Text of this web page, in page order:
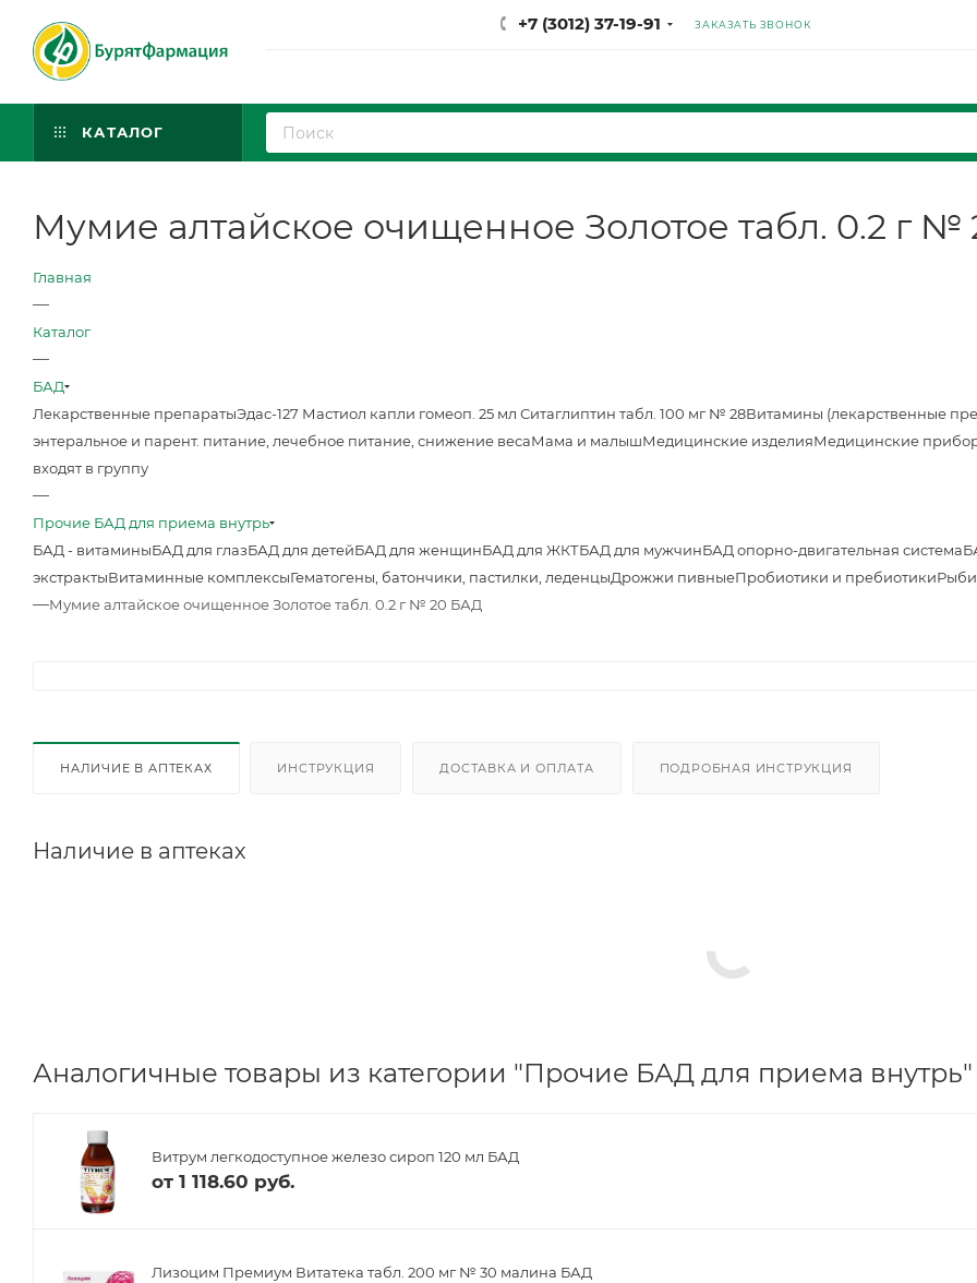
+7 (3012) 37-19-91 ЗАКАЗАТЬ ЗВОНОК
КАТАЛОГ
Мумие алтайское очищенное Золотое табл. 0.2 г
Главная
—
Каталог
—
БАД
Лекарственные препаратыЭдас-127 Мастиол капли гомеоп. 25 мл Ситаглиптин табл. 100 мг № 28Витамины (лекарственные
энтеральное и парент. питание, лечебное питание, снижение весаМама и малышМедицинские изделияМедицинские
входят в группу
—
Прочие БАД для приема внутрь
БАД - витаминыБАД для глазБАД для детейБАД для женщинБАД для ЖКТБАД для мужчинБАД опорно-двигательная система
экстрактыВитаминные комплексыГематогены, батончики, пастилки, леденцыДрожжи пивныеПробиотики и пребиотики
—Мумие алтайское очищенное Золотое табл. 0.2 г № 20 БАД
НАЛИЧИЕ В АПТЕКАХ ИНСТРУКЦИЯ ДОСТАВКА И ОПЛАТА ПОДРОБНАЯ ИНСТРУКЦИЯ
Наличие в аптеках
Аналогичные товары из категории "Прочие БАД для приема внутрь"
Витрум легкодоступное железо сироп 120 мл БАД
от 1 118.60 руб.
Лизоцим Премиум Витатека табл. 200 мг № 30 малина БАД